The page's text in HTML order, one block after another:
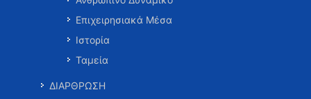
Επιχειρησιακά Μέσα
Ιστορία
Ταμεία
ΔΙΑΡΘΡΩΣΗ